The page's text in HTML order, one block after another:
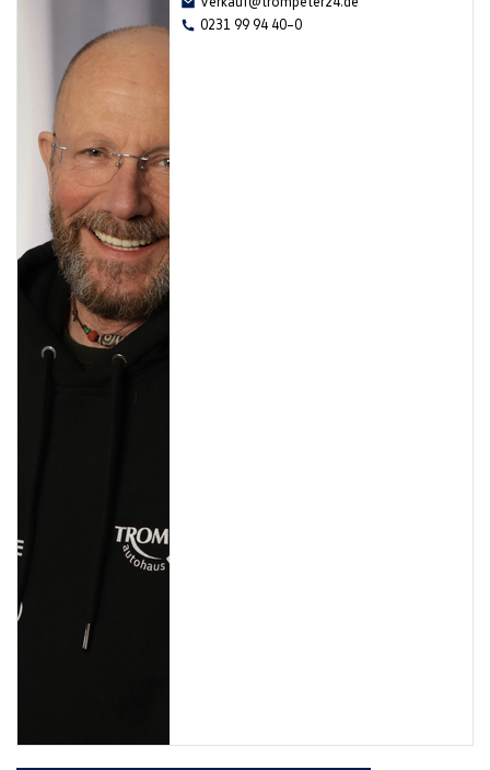
0231 99 94 40–0